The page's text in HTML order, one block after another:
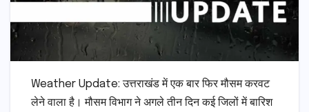
Weather Update: उत्तराखंड में एक बार फिर मौसम करवट
लेने वाला है। मौसम विभाग ने अगले तीन दिन कई जिलों में बारिश